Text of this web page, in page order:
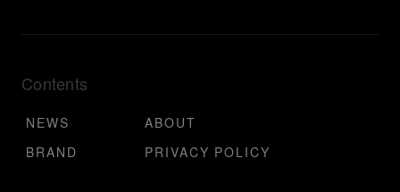
Contents
NEWS
ABOUT
BRAND
PRIVACY POLICY